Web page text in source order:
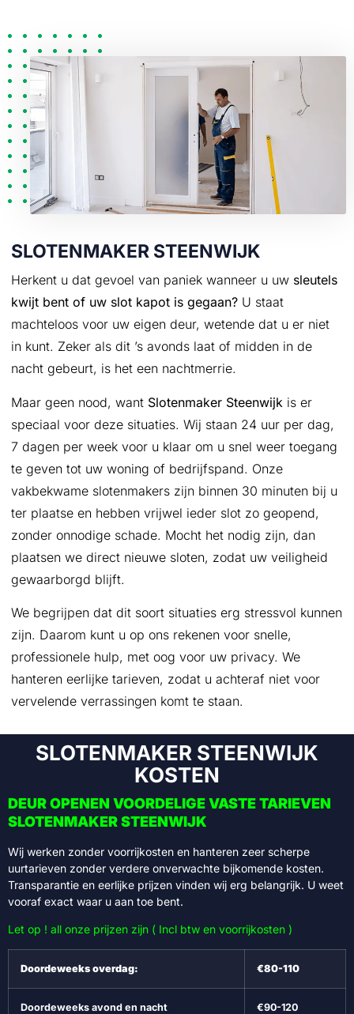
SLOTENMAKER STEENWIJK
Herkent u dat gevoel van paniek wanneer u uw sleutels
kwijt bent of uw slot kapot is gegaan? U staat
machteloos voor uw eigen deur, wetende dat u er niet
in kunt. Zeker als dit ’s avonds laat of midden in de
nacht gebeurt, is het een nachtmerrie.
Maar geen nood, want Slotenmaker Steenwijk is er
speciaal voor deze situaties. Wij staan 24 uur per dag,
7 dagen per week voor u klaar om u snel weer toegang
te geven tot uw woning of bedrijfspand. Onze
vakbekwame slotenmakers zijn binnen 30 minuten bij u
ter plaatse en hebben vrijwel ieder slot zo geopend,
zonder onnodige schade. Mocht het nodig zijn, dan
plaatsen we direct nieuwe sloten, zodat uw veiligheid
gewaarborgd blijft.
We begrijpen dat dit soort situaties erg stressvol kunnen
zijn. Daarom kunt u op ons rekenen voor snelle,
professionele hulp, met oog voor uw privacy. We
hanteren eerlijke tarieven, zodat u achteraf niet voor
vervelende verrassingen komt te staan.
SLOTENMAKER STEENWIJK
KOSTEN
DEUR OPENEN VOORDELIGE VASTE TARIEVEN
SLOTENMAKER STEENWIJK
Wij werken zonder voorrijkosten en hanteren zeer scherpe
uurtarieven zonder verdere onverwachte bijkomende kosten.
Transparantie en eerlijke prijzen vinden wij erg belangrijk. U weet
vooraf exact waar u aan toe bent.
Let op ! all onze prijzen zijn ( Incl btw en voorrijkosten )
Doordeweeks overdag: €80-110
Doordeweeks avond en nacht €90-120